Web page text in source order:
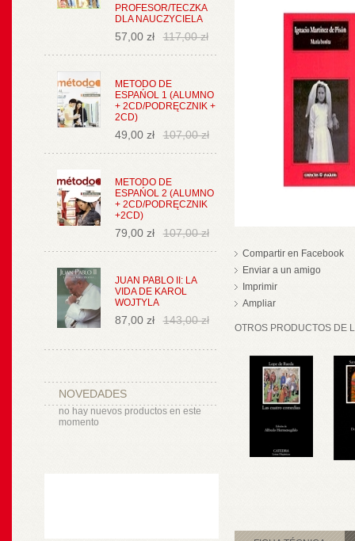
PROFESOR/TECZKA
DLA NAUCZYCIELA
57,00 zł 117,00 zł
METODO DE
ESPAŃOL 1 (ALUMNO
+ 2CD/PODRĘCZNIK +
2CD)
49,00 zł 107,00 zł
METODO DE
ESPAŃOL 2 (ALUMNO
+ 2CD/PODRĘCZNIK
+2CD)
79,00 zł 107,00 zł
JUAN PABLO II: LA
VIDA DE KAROL
WOJTYLA
87,00 zł 143,00 zł
NOVEDADES
no hay nuevos productos en este
momento
Compartir en Facebook
Enviar a un amigo
Imprimir
Ampliar
OTROS PRODUCTOS DE